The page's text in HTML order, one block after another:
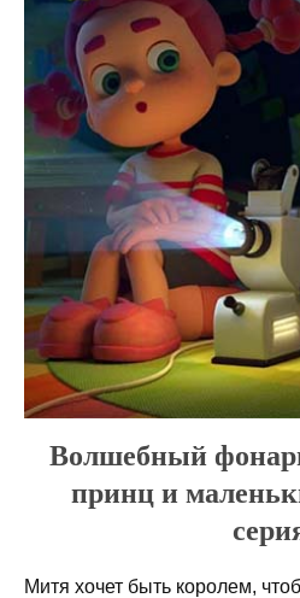
Волшебный
принц и
Митя хочет быть королем,